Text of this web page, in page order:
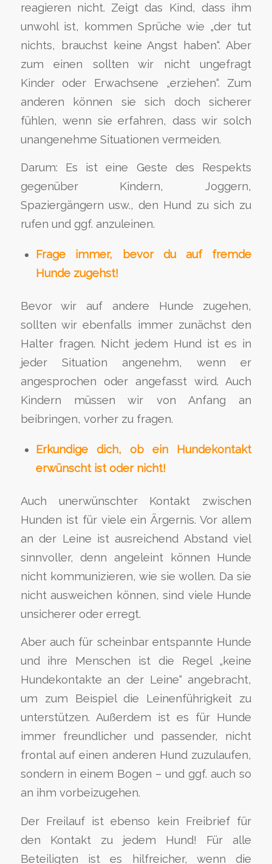
reagieren nicht. Zeigt das Kind, dass ihm
unwohl ist, kommen Sprüche wie „der tut
nichts, brauchst keine Angst haben“. Aber
zum einen sollten wir nicht ungefragt
Kinder oder Erwachsene „erziehen“. Zum
anderen können sie sich doch sicherer
fühlen, wenn sie erfahren, dass wir solch
unangenehme Situationen vermeiden.
Darum: Es ist eine Geste des Respekts
gegenüber Kindern, Joggern,
Spaziergängern usw., den Hund zu sich zu
rufen und ggf. anzuleinen.
Frage immer, bevor du auf fremde
Hunde zugehst!
Bevor wir auf andere Hunde zugehen,
sollten wir ebenfalls immer zunächst den
Halter fragen. Nicht jedem Hund ist es in
jeder Situation angenehm, wenn er
angesprochen oder angefasst wird. Auch
Kindern müssen wir von Anfang an
beibringen, vorher zu fragen.
Erkundige dich, ob ein Hundekontakt
erwünscht ist oder nicht!
Auch unerwünschter Kontakt zwischen
Hunden ist für viele ein Ärgernis. Vor allem
an der Leine ist ausreichend Abstand viel
sinnvoller, denn angeleint können Hunde
nicht kommunizieren, wie sie wollen. Da sie
nicht ausweichen können, sind viele Hunde
unsicherer oder erregt.
Aber auch für scheinbar entspannte Hunde
und ihre Menschen ist die Regel „keine
Hundekontakte an der Leine“ angebracht,
um zum Beispiel die Leinenführigkeit zu
unterstützen. Außerdem ist es für Hunde
immer freundlicher und passender, nicht
frontal auf einen anderen Hund zuzulaufen,
sondern in einem Bogen – und ggf. auch so
an ihm vorbeizugehen.
Der Freilauf ist ebenso kein Freibrief für
den Kontakt zu jedem Hund! Für alle
Beteiligten ist es hilfreicher, wenn die